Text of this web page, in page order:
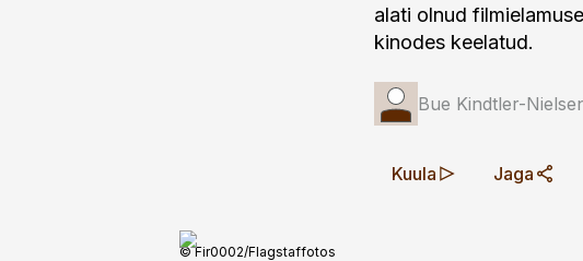
alati olnud
kinodes keelatud.
Bue Kindtler-
Kuula Jaga
© Fir0002/Flagstaffotos